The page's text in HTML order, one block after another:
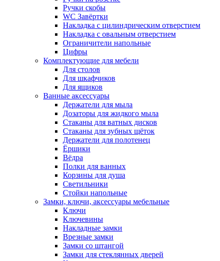
Ручки скобы
WC Завёртки
Накладка с цилиндрическим отверстием
Накладка с овальным отверстием
Ограничители напольные
Цифры
Комплектующие для мебели
Для столов
Для шкафчиков
Для ящиков
Ванные аксессуары
Держатели для мыла
Дозаторы для жидкого мыла
Стаканы для ватных дисков
Стаканы для зубных щёток
Держатели для полотенец
Ёршики
Вёдра
Полки для ванных
Корзины для душа
Светильники
Стойки напольные
Замки, ключи, аксессуары мебельные
Ключи
Ключевины
Накладные замки
Врезные замки
Замки со штангой
Замки для стеклянных дверей